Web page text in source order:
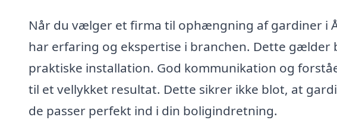
Når du vælger et firma til ophængning af gardiner i
har erfaring og ekspertise i branchen. Dette
praktiske installation. God kommunikation og
til et vellykket resultat. Dette sikrer ikke blot, at
de passer perfekt ind i din boligindretning.